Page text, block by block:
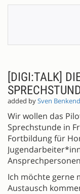
[DIGI:TALK]
added bySven
Wir wollen das
Sprechstunde in
Fortbildung für
Ich möchte gerne
Austausch